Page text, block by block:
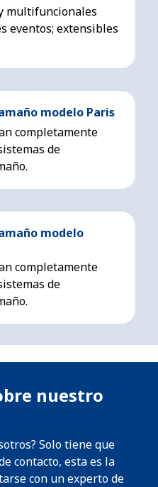
multifuncionales
eventos; extensibles
modelo Paris
completamente
de
modelo
completamente
de
nuestro
Solo tiene que
contacto, esta es la
con un experto de